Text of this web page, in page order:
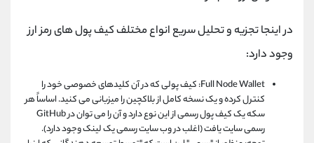
در اینجا تجزیه و تحلیل سریع انواع مختلف کیف پول های رمز ارز
وجود دارد:
Full Node Wallet: کیف پولی که در آن کلیدهای خصوصی خود را
کنترل کرده و یک نسخه کامل از بلاکچین را میزبانی می کنید. اساساً هر
سکه یک کیف پول رسمی از این نوع دارد و آن را می توان در GitHub
رسمی سایت یافت (اغلب در وب سایت رسمی یک لینک وجود دارد).